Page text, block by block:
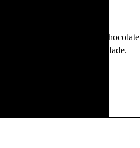
Gourmet.
com notas especiadas, chocolate
grande frescura e mineralidade.